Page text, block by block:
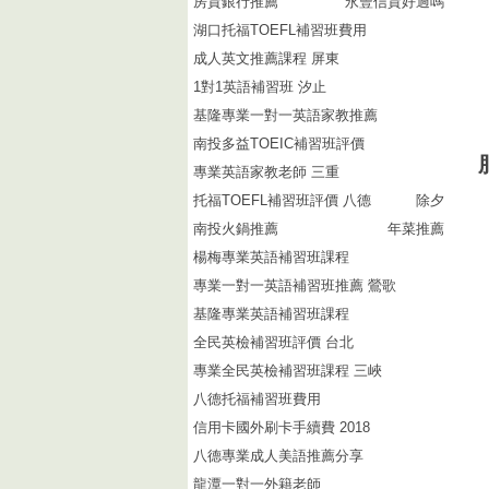
湖口托福TOEFL補習班費用
成人英文推薦課程 屏東
1對1英語補習班 汐止
基隆專業一對一英語家教推薦
南投多益TOEIC補習班評價
專業英語家教老師 三重
托福TOEFL補習班評價 八德
除夕
南投火鍋推薦
年菜推薦
楊梅專業英語補習班課程
專業一對一英語補習班推薦 鶯歌
基隆專業英語補習班課程
全民英檢補習班評價 台北
專業全民英檢補習班課程 三峽
八德托福補習班費用
信用卡國外刷卡手續費 2018
八德專業成人美語推薦分享
龍潭一對一外籍老師